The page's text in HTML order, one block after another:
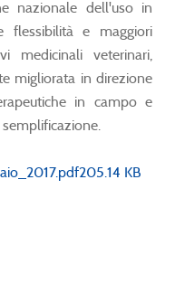
nazionale dell'uso in
flessibilità e maggiori
medicinali veterinari,
migliorata in direzione
in campo e
KB